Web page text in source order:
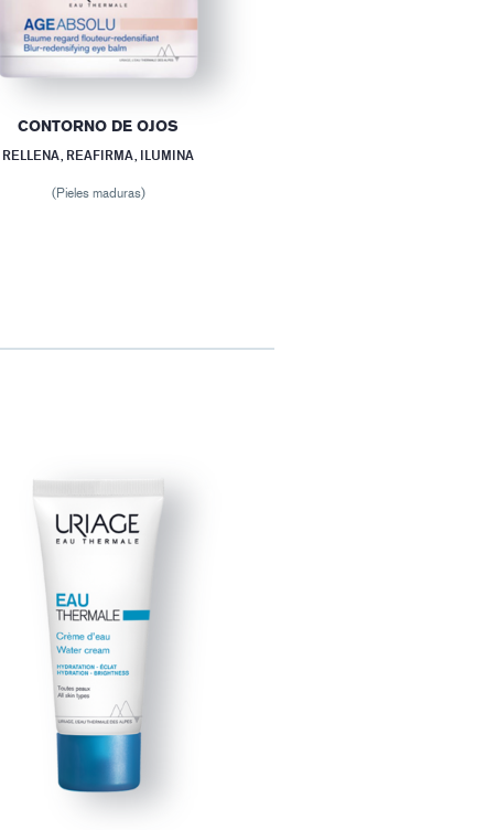
CONTORNO DE OJOS
RELLENA, REAFIRMA, ILUMINA
(Pieles maduras)